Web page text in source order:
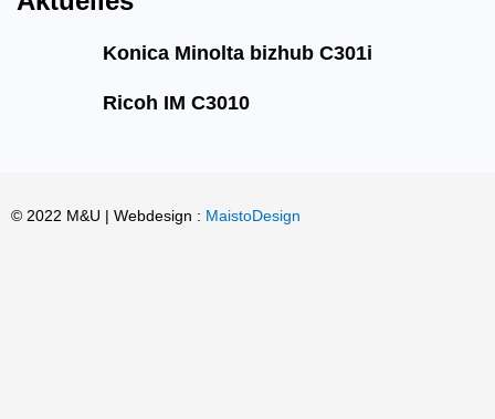
Konica Minolta bizhub C301i
Ricoh IM C3010
© 2022 M&U | Webdesign : MaistoDesign